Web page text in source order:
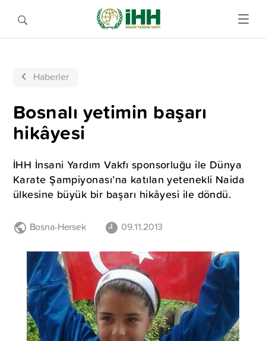
Haberler
Bosnalı yetimin başarı
hikâyesi
İHH İnsani Yardım Vakfı sponsorluğu ile Dünya
Karate Şampiyonası’na katılan yetenekli Naida
ülkesine büyük bir başarı hikâyesi ile döndü.
Bosna-Hersek 09.11.2013